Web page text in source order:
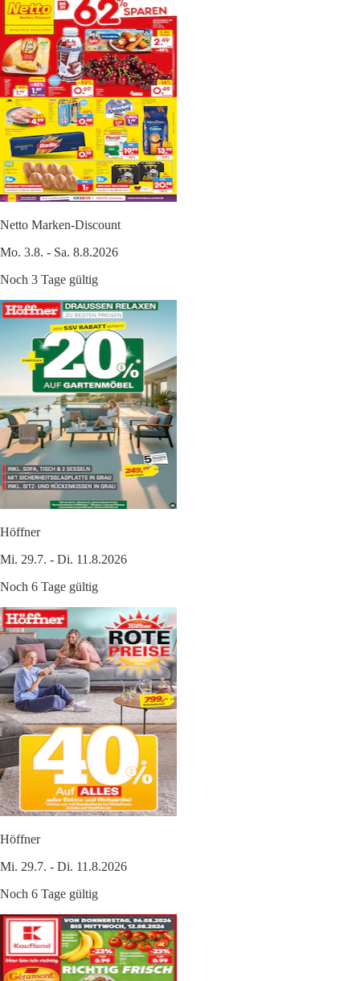
Netto Marken-Discount
Mo. 3.8. - Sa. 8.8.2026
Noch 3 Tage gültig
Höffner
Mi. 29.7. - Di. 11.8.2026
Noch 6 Tage gültig
Höffner
Mi. 29.7. - Di. 11.8.2026
Noch 6 Tage gültig